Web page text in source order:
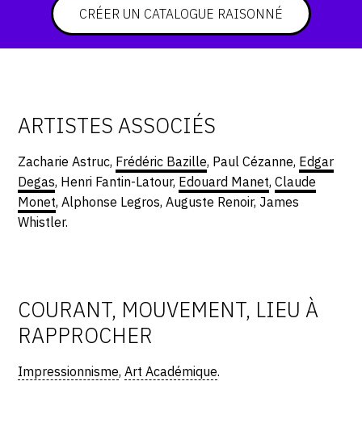
CONTACT
INSTAGRAM
CRÉER UN CATALOGUE RAISONNÉ
ARTISTES ASSOCIÉS
Zacharie Astruc, Frédéric Bazille, Paul Cézanne, Edgar
Degas, Henri Fantin-Latour, Edouard Manet,Claude
Monet, Alphonse Legros, Auguste Renoir, James
Whistler.
COURANT, MOUVEMENT, LIEU À
RAPPROCHER
Impressionnisme,Art Académique.